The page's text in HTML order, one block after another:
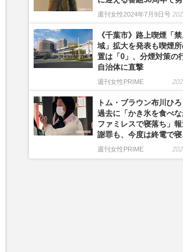
週刊女性2024年7月9日号
《千葉市》路上喫煙「
域」拡大を発表も喫煙
置は「0」、分煙対策の
自治体に直撃
週刊女性PRIME
トム・ブラウン布川ひろ
過去に「かき氷を食べな
ファミレスで寝落ち」
謝罪も、今度は終電で
週刊女性PRIME